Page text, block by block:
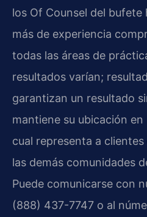
los Of Counsel del
más de experiencia
todas las áreas de
resultados varían;
garantizan un resultado
mantiene su ubicación
cual representa a
las demás comunidades
Puede comunicarse con
(888) 437-7747 o al